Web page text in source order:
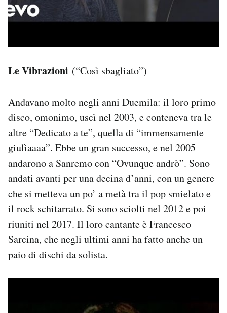
Le Vibrazioni (“Così sbagliato”)
Andavano molto negli anni Duemila: il loro primo
disco, omonimo, uscì nel 2003, e conteneva tra le
altre “Dedicato a te”, quella di “immensamente
giulìaaaa”. Ebbe un gran successo, e nel 2005
andarono a Sanremo con “Ovunque andrò”. Sono
andati avanti per una decina d’anni, con un genere
che si metteva un po’ a metà tra il pop smielato e
il rock schitarrato. Si sono sciolti nel 2012 e poi
riuniti nel 2017. Il loro cantante è Francesco
Sarcina, che negli ultimi anni ha fatto anche un
paio di dischi da solista.